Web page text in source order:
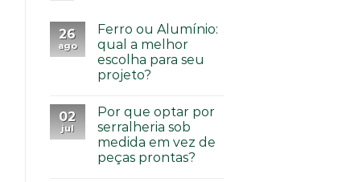
26
ago
Ferro ou Alumínio:
qual a melhor
escolha para seu
projeto?
02
jul
Por que optar por
serralheria sob
medida em vez de
peças prontas?